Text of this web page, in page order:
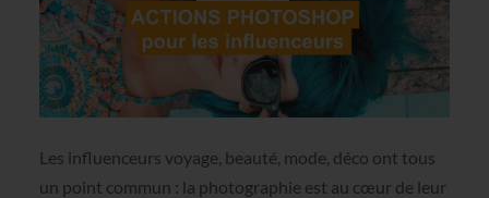
Les influenceurs voyage, beauté, mode, déco ont tous
un point commun : la photographie est au cœur de leur